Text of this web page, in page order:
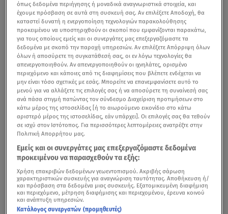
όπως δεδομένα περιήγησης ή μοναδικά αναγνωριστικά στοιχεία, και
έχουμε πρόσβαση σε αυτά στη συσκευή σας. Αν επιλέξετε Αποδοχή, θα
καταστεί δυνατή η ενεργοποίηση τεχνολογιών παρακολούθησης
προκειμένου να υποστηριχθούν οι σκοποί που εμφανίζονται παρακάτω,
για τους οποίους εμείς και οι συνεργάτες μας επεξεργαζόμαστε τα
δεδομένα με σκοπό την παροχή υπηρεσιών. Αν επιλέξετε Απόρριψη όλων
όλων ή αποσύρετε τη συγκατάθεσή σας, οι εν λόγω τεχνολογίες θα
απενεργοποιηθούν. Αν απενεργοποιηθούν οι ιχνηλάτες, ορισμένο
περιεχόμενο και κάποιες από τις διαφημίσεις που βλέπετε ενδέχεται να
μην είναι τόσο σχετικές με εσάς. Μπορείτε να επανεμφανίσετε αυτό το
μενού για να αλλάξετε τις επιλογές σας ή να αποσύρετε τη συναίνεσή σας
ανά πάσα στιγμή πατώντας τον σύνδεσμο Διαχείριση προτιμήσεων στο
κάτω μέρος της ιστοσελίδας [ή το αιωρούμενο εικονίδιο στο κάτω
αριστερό μέρος της ιστοσελίδας, εάν υπάρχει]. Οι επιλογές σας θα τεθούν
σε ισχύ στον Ιστότοπος. Για περισσότερες λεπτομέρειες ανατρέξτε στην
Πολιτική Απορρήτου μας.
Εμείς και οι συνεργάτες μας επεξεργαζόμαστε δεδομένα
προκειμένου να παρασχεθούν τα εξής:
Χρήση επακριβών δεδομένων γεωεντοπισμού. Ακριβής σάρωση
χαρακτηριστικών συσκευής για αναγνώριση ταυτότητας. Αποθήκευση ή/
και πρόσβαση στα δεδομένα μιας συσκευής. Εξατομικευμένη διαφήμιση
και περιεχόμενο, μέτρηση διαφήμισης και περιεχομένου, έρευνα κοινού
και ανάπτυξη υπηρεσιών.
Κατάλογος συνεργατών (προμηθευτές)